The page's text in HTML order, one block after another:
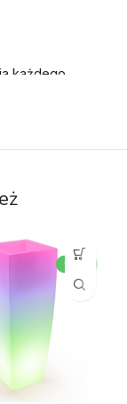
każdego